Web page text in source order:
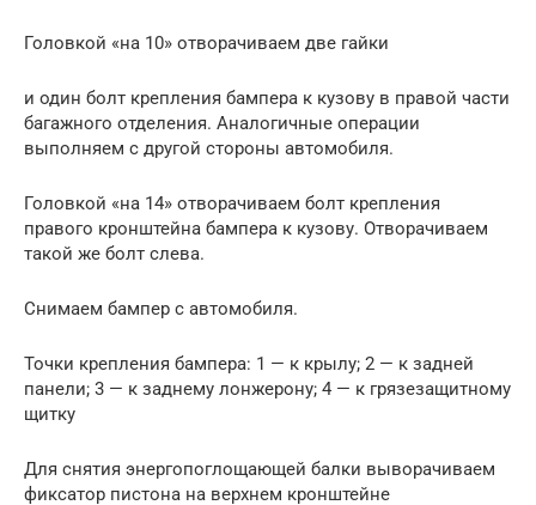
Головкой «на 10» отворачиваем две гайки
и один болт крепления бампера к кузову в правой части
багажного отделения. Аналогичные операции
выполняем с другой стороны автомобиля.
Головкой «на 14» отворачиваем болт крепления
правого кронштейна бампера к кузову. Отворачиваем
такой же болт слева.
Снимаем бампер с автомобиля.
Точки крепления бампера: 1 — к крылу; 2 — к задней
панели; 3 — к заднему лонжерону; 4 — к грязезащитному
щитку
Для снятия энергопоглощающей балки выворачиваем
фиксатор пистона на верхнем кронштейне